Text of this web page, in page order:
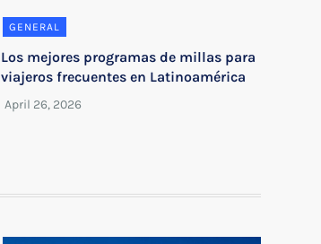
GENERAL
Los mejores programas de millas para
viajeros frecuentes en Latinoamérica